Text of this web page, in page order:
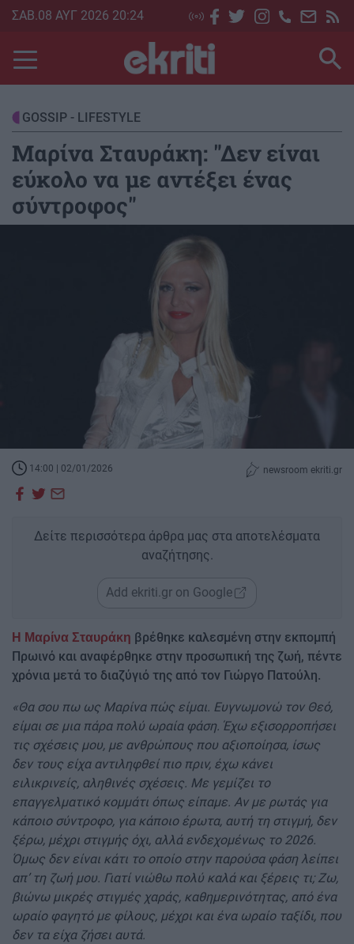
Skip
main
content
ΣΑΒ.08 ΑΥΓ 2026 20:24
GOSSIP - LIFESTYLE
Μαρίνα Σταυράκη: "Δεν είναι
εύκολο να με αντέξει ένας
σύντροφος"
14:00 | 02/01/2026 newsroom ekriti.gr
Δείτε περισσότερα άρθρα μας στα αποτελέσματα
αναζήτησης.
Add ekriti.gr on Google
Η Μαρίνα Σταυράκη βρέθηκε καλεσμένη στην εκπομπή
Πρωινό και αναφέρθηκε στην προσωπική της ζωή, πέντε
χρόνια μετά το διαζύγιό της από τον Γιώργο Πατούλη.
«Θα σου πω ως Μαρίνα πώς είμαι. Ευγνωμονώ τον Θεό,
είμαι σε μια πάρα πολύ ωραία φάση. Έχω εξισορροπήσει
τις σχέσεις μου, με ανθρώπους που αξιοποίησα, ίσως
δεν τους είχα αντιληφθεί πιο πριν, έχω κάνει
ειλικρινείς, αληθινές σχέσεις. Με γεμίζει το
επαγγελματικό κομμάτι όπως είπαμε. Αν με ρωτάς για
κάποιο σύντροφο, για κάποιο έρωτα, αυτή τη στιγμή, δεν
ξέρω, μέχρι στιγμής όχι, αλλά ενδεχομένως το 2026.
Όμως δεν είναι κάτι το οποίο στην παρούσα φάση λείπει
απ’ τη ζωή μου. Γιατί νιώθω πολύ καλά και ξέρεις τι; Ζω,
βιώνω μικρές στιγμές χαράς, καθημερινότητας, από ένα
ωραίο φαγητό με φίλους, μέχρι και ένα ωραίο ταξίδι, που
δεν τα είχα ζήσει αυτά.